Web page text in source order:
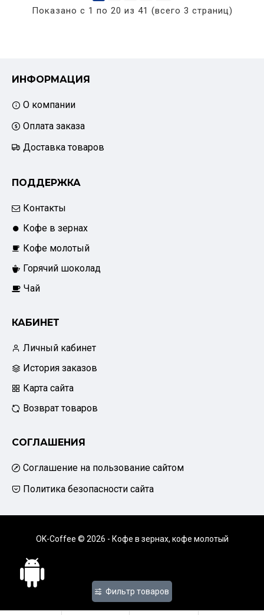
Показано с 1 по 20 из 41 (всего 3 страниц)
ИНФОРМАЦИЯ
О компании
Оплата заказа
Доставка товаров
ПОДДЕРЖКА
Контакты
Кофе в зернах
Кофе молотый
Горячий шоколад
Чай
КАБИНЕТ
Личный кабинет
История заказов
Карта сайта
Возврат товаров
СОГЛАШЕНИЯ
Соглашение на пользование сайтом
Политика безопасности сайта
OK-Coffee © 2026 - Кофе в зернах, кофе молотый
Фильтр товаров